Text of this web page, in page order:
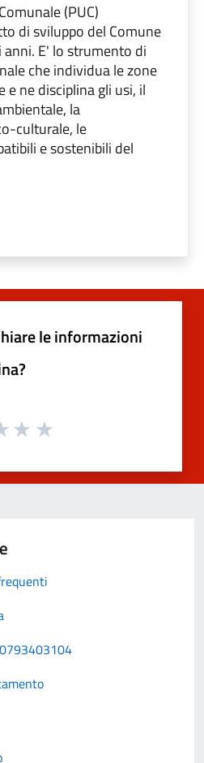
(PUC)
di sviluppo del Comune
anni. E' lo strumento di
che individua le zone
ne disciplina gli usi, il
la
culturale, le
e sostenibili del
le informazioni